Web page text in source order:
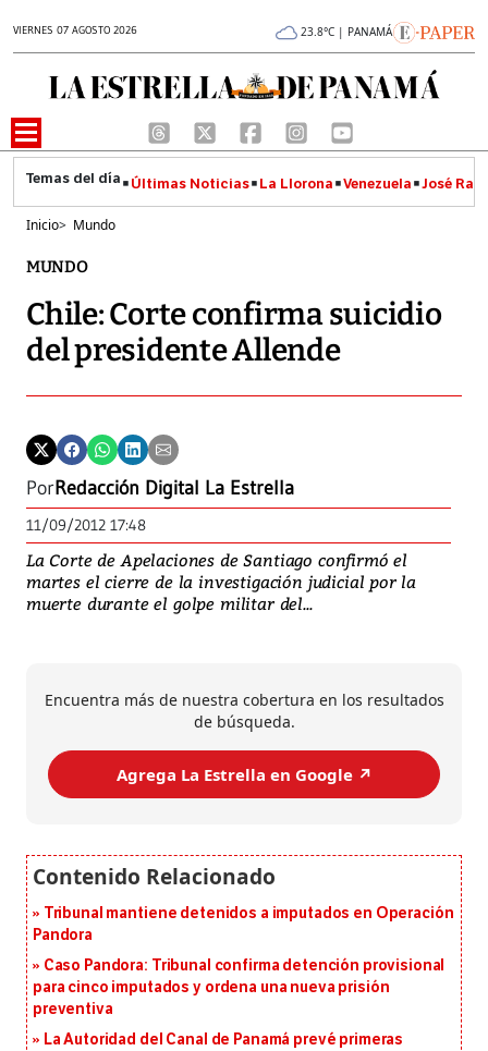
VIERNES 07 AGOSTO 2026 23.8°C | PANAMÁ
Últimas Noticias La Llorona Venezuela José
Inicio> Mundo
MUNDO
Chile: Corte confirma suicidio
del presidente Allende
PorRedacción Digital La Estrella
11/09/2012 17:48
La Corte de Apelaciones de Santiago confirmó el
martes el cierre de la investigación judicial por la
muerte durante el golpe militar del...
Encuentra más de nuestra cobertura en los resultados
de búsqueda.
Agrega La Estrella en Google ↗️
Tribunal mantiene detenidos a imputados en Operación
Pandora
Caso Pandora: Tribunal confirma detención provisional
para cinco imputados y ordena una nueva prisión
preventiva
La Autoridad del Canal de Panamá prevé primeras